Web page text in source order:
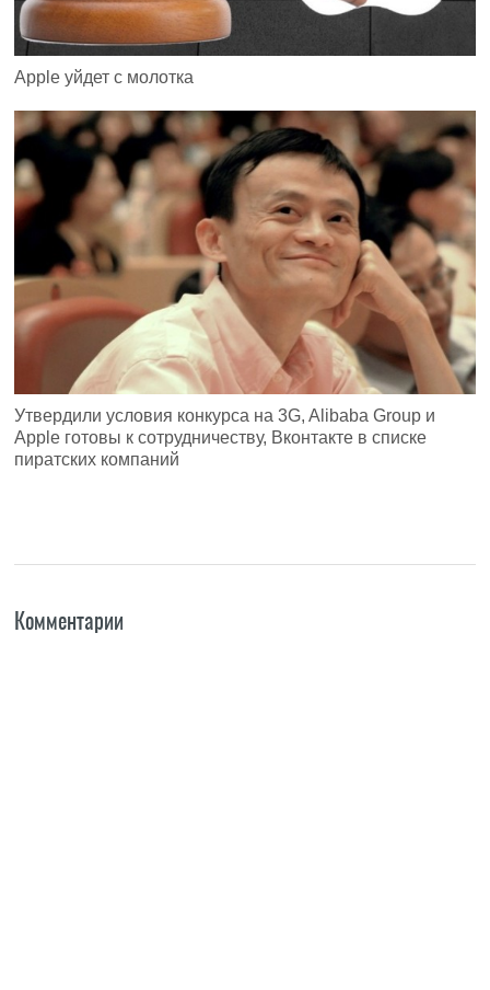
Apple уйдет с молотка
Утвердили условия конкурса на 3G, Alibaba Group и
Apple готовы к сотрудничеству, Вконтакте в списке
пиратских компаний
Комментарии